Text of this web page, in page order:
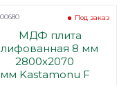
Под заказ